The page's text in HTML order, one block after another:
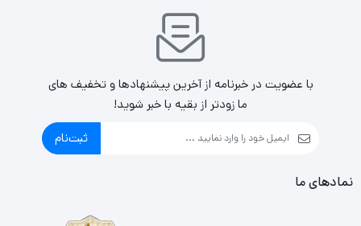
پاور سیستم، قابل نصب در پایین کیس بوده و با وجود پدهای
ضد لرزش و نویز، فاصله ای مناسب برای تهویه بهتر و کارایی
۷ شکاف توسعه ی مجزا برای قرارگیری کارت گرافیک و دیگر
قطعات سخت افزاری سیستم می باشد.
با عضویت در خبرنامه از آخرین پیشنهادها و تخفیف های
ما زودتر از بقیه با خبر شوید!
ثبت‌نام
نمادهای ما